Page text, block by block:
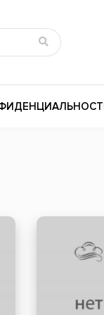
Приключения
Современная
Внутренняя